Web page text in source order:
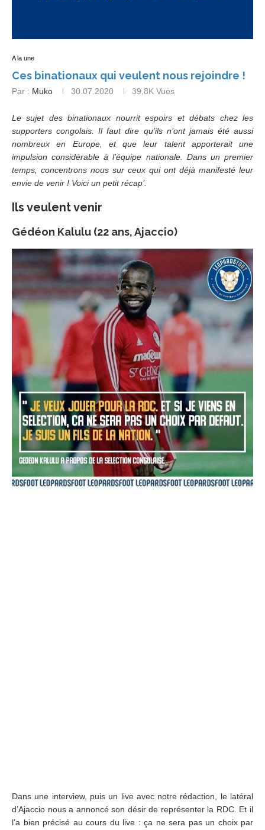
A la une
Ces binationaux qui veulent nous rejoindre !
Par : Muko 30.07.2020 39,8K Vues
Le sujet des binationaux nourrit espoirs et débats chez les
supporters congolais. Il faut dire qu’ils n’ont jamais été aussi
nombreux en Europe, et que leur talent apporterait une
impulsion considérable à l’équipe nationale. Dans un premier
temps, concentrons nous sur ceux qui ont déjà manifesté leur
envie de venir ! Voici un petit récap’.
Ils veulent venir
Gédéon Kalulu (22 ans, Ajaccio)
Dans une interview, puis un live avec notre rédaction, le latéral
d’Ajaccio nous a annoncé son désir de représenter la RDC. Et il
l’a bien précisé au cours du live : ça ne sera pas un choix par